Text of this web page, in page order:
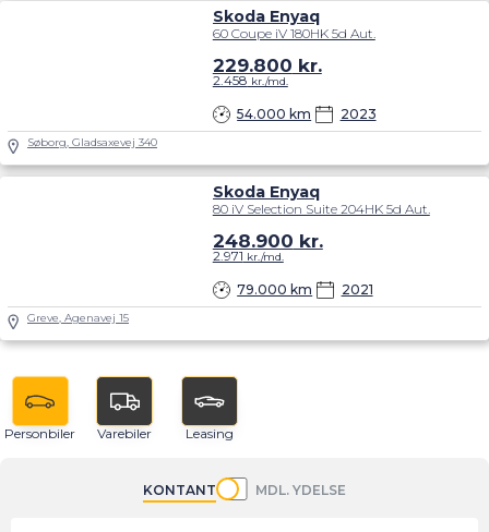
Skoda Enyaq
60 Coupe iV 180HK 5d Aut.
54.000 km 2023
229.800 kr.
2.458 kr./md.
Søborg, Gladsaxevej 340
Skoda Enyaq
80 iV Selection Suite 204HK 5d Aut.
79.000 km 2021
248.900 kr.
2.971 kr./md.
Greve, Agenavej 15
Personbiler Varebiler Leasing
KONTANT MDL. YDELSE